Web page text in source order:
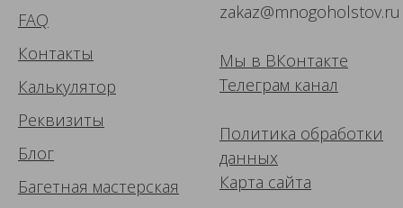
FAQ
Контакты
Калькулятор
Реквизиты
Блог
Багетная мастерская
zakaz@mnogoholstov.ru
Мы в ВКонтакте
Телеграм канал
Политика обработки
данных
Карта сайта